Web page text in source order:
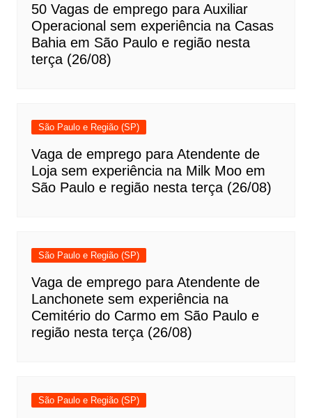
50 Vagas de emprego para Auxiliar
Operacional sem experiência na Casas
Bahia em São Paulo e região nesta
terça (26/08)
São Paulo e Região (SP)
Vaga de emprego para Atendente de
Loja sem experiência na Milk Moo em
São Paulo e região nesta terça (26/08)
São Paulo e Região (SP)
Vaga de emprego para Atendente de
Lanchonete sem experiência na
Cemitério do Carmo em São Paulo e
região nesta terça (26/08)
São Paulo e Região (SP)